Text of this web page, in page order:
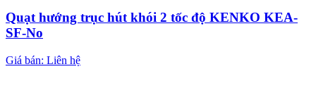
Quạt hướng trục hút khói 2 tốc độ KENKO KEA-
SF-No
Giá bán: Liên hệ